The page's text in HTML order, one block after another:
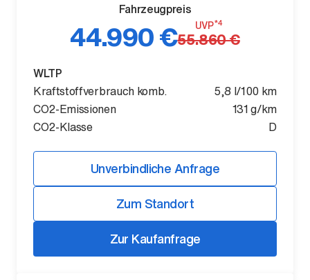
Der ID. Polo Day
Fahrzeugpreis
44.990 € UVP*4
55.860 €
WLTP
Kraftstoffverbrauch komb.
5,8 l/100 km
CO2-Emissionen
131 g/km
CO2-Klasse
D
Unverbindliche Anfrage
Zum Standort
Zur Kaufanfrage